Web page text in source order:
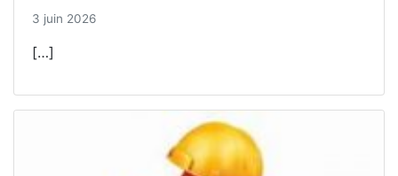
3 juin 2026
[…]